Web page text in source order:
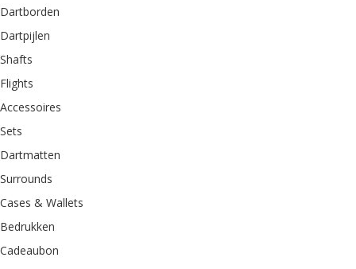
Dartborden
Dartpijlen
Shafts
Flights
Accessoires
Sets
Dartmatten
Surrounds
Cases & Wallets
Bedrukken
Cadeaubon